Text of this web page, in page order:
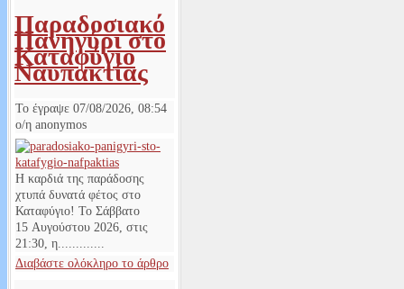
Παραδοσιακό
Πανηγύρι στο
Καταφύγιο
Ναυπακτίας
Το έγραψε 07/08/2026, 08:54
ο/η anonymos
Η καρδιά της παράδοσης
χτυπά δυνατά φέτος στο
Καταφύγιο! Το Σάββατο
15 Αυγούστου 2026, στις
21:30, η.............
Διαβάστε ολόκληρο το άρθρο